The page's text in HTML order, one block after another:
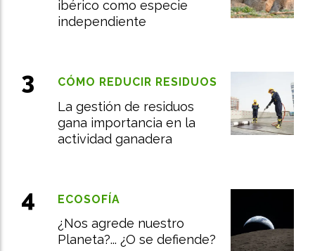
ibérico como especie
independiente
La gestión de residuos
gana importancia en la
actividad ganadera
CÓMO REDUCIR RESIDUOS
¿Nos agrede nuestro
Planeta?... ¿O se defiende?
ECOSOFÍA